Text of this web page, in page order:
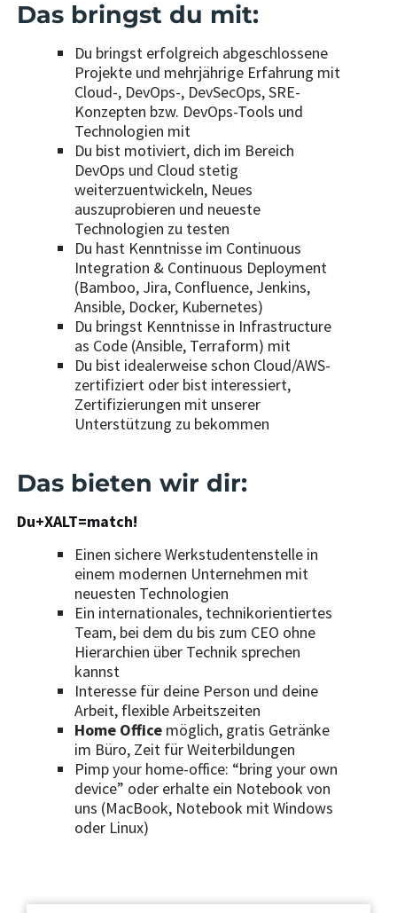
Das bringst du mit:
Du bringst erfolgreich abgeschlossene
Projekte und mehrjährige Erfahrung mit
Cloud-, DevOps-, DevSecOps, SRE-
Konzepten bzw. DevOps-Tools und
Technologien mit
Du bist motiviert, dich im Bereich
DevOps und Cloud stetig
weiterzuentwickeln, Neues
auszuprobieren und neueste
Technologien zu testen
Du hast Kenntnisse im Continuous
Integration & Continuous Deployment
(Bamboo, Jira, Confluence, Jenkins,
Ansible, Docker, Kubernetes)
Du bringst Kenntnisse in Infrastructure
as Code (Ansible, Terraform) mit
Du bist idealerweise schon Cloud/AWS-
zertifiziert oder bist interessiert,
Zertifizierungen mit unserer
Unterstützung zu bekommen
Das bieten wir dir:
Du+XALT=match!
Einen sichere Werkstudentenstelle in
einem modernen Unternehmen mit
neuesten Technologien
Ein internationales, technikorientiertes
Team, bei dem du bis zum CEO ohne
Hierarchien über Technik sprechen
kannst
Interesse für deine Person und deine
Arbeit, flexible Arbeitszeiten
Home Officemöglich, gratis Getränke
im Büro, Zeit für Weiterbildungen
Pimp your home-office: “bring your own
device” oder erhalte ein Notebook von
uns (MacBook, Notebook mit Windows
oder Linux)